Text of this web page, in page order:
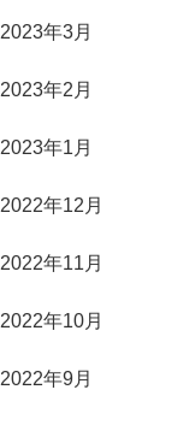
2023年3月
2023年2月
2023年1月
2022年12月
2022年11月
2022年10月
2022年9月